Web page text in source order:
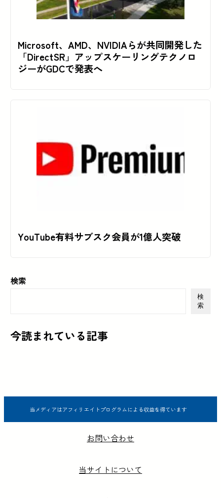
Microsoft、AMD、NVIDIAらが共同開発した
「DirectSR」アップスケーリングテクノロ
ジーがGDCで発表へ
YouTube有料サブスク会員が1億人突破
検索
検
索
今読まれている記事
当メディアはアフィリエイトプログラムによる収益を得ています
お問い合わせ
当サイトについて